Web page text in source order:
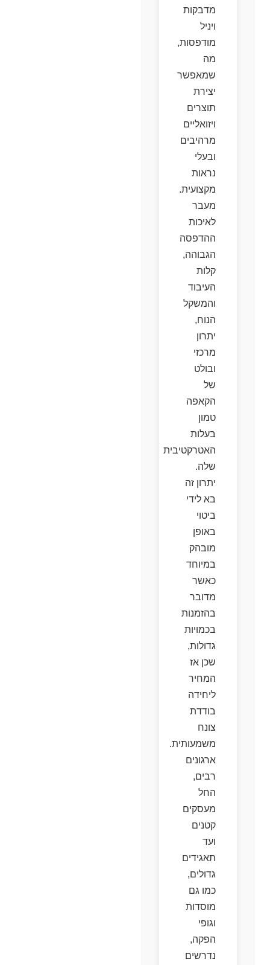
מדבקות
ויניל
מודפסות,
מה
שמאפשר
יצירת
תוצרים
ויזואליים
מרהיבים
ובעלי
נראות
מקצועית.
מעבר
לאיכות
ההדפסה
הגבוהה,
קלות
העיבוד
והמשקל
הנוח,
יתרון
מרכזי
ובולט
של
הקאפה
טמון
בעלות
האטרקטיבית
שלה.
יתרון זה
בא לידי
ביטוי
באופן
מובהק
במיוחד
כאשר
מדובר
בהזמנות
בכמויות
גדולות,
שכן אז
המחיר
ליחידה
בודדת
צונח
משמעותית.
ארגונים
רבים,
החל
מעסקים
קטנים
ועד
תאגידים
גדולים,
כמו גם
מוסדות
וגופי
הפקה,
נדרשים